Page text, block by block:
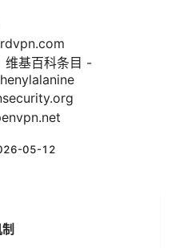
维基百科条目 -
05-12